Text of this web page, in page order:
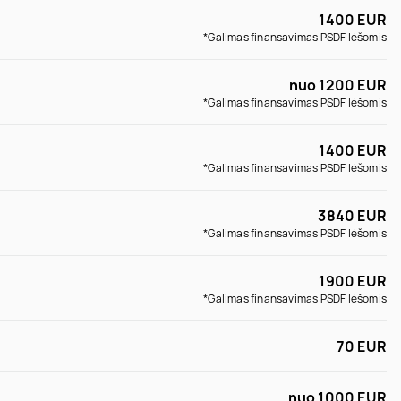
1400 EUR
*Galimas finansavimas PSDF lėšomis
nuo 1200 EUR
*Galimas finansavimas PSDF lėšomis
1400 EUR
*Galimas finansavimas PSDF lėšomis
3840 EUR
*Galimas finansavimas PSDF lėšomis
1900 EUR
*Galimas finansavimas PSDF lėšomis
70 EUR